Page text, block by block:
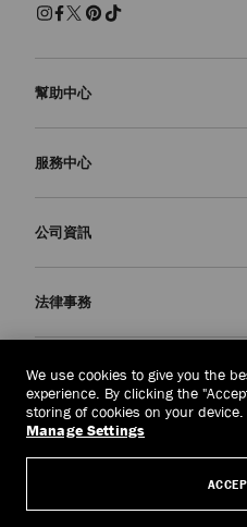
幫助中心
常見問題解答
申請退貨
送貨
服務中心
定制服務
保修服務
公司資訊
我們的歷史
我們的影響與責任
我們的影響
匠心工藝
法律事務
條款與條件
被遺忘權
主體存取請求表
中國澳門(MOP$)
We use cookies to give you the
experience. By clicking the
storing of cookies on your device.
Manage Settings